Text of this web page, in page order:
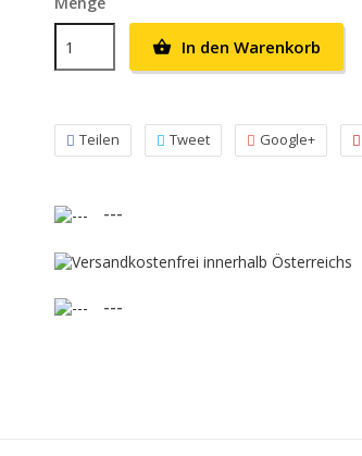
 In den Warenkorb
Teilen Tweet Google+
---
---